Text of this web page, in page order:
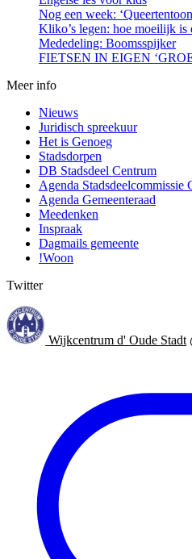
Nog een week:
Kliko’s legen: hoe moeilijk is
Mededeling: Boomsspijker
FIETSEN IN EIGEN
Meer info
Nieuws
Juridisch spreekuur
Het is Genoeg
Stadsdorpen
DB Stadsdeel Centrum
Agenda Stadsdeelcommissie
Agenda Gemeenteraad
Meedenken
Inspraak
Dagmails gemeente
!Woon
Twitter
Wijkcentrum d' Oude Stadt